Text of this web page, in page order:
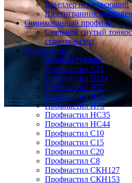
Швеллер нержавеющий
Шестигранник
Оцинкованный профиль
Стальной гнутый
строительства
Профнастил
Комплектующие
Профнастил C21
Профнастил Н114
Профнастил Н57
Профнастил Н60
Профнастил Н75
Профнастил НС35
Профнастил НС44
Профнастил С10
Профнастил С15
Профнастил С20
Профнастил С8
Профнастил СКН127
Профнастил СКН153